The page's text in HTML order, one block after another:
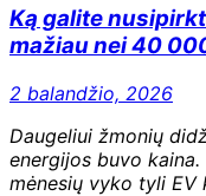
Ką galite
mažiau nei 40
2 balandžio, 2026
Daugeliui žmonių
energijos buvo
mėnesių vyko tyli EV